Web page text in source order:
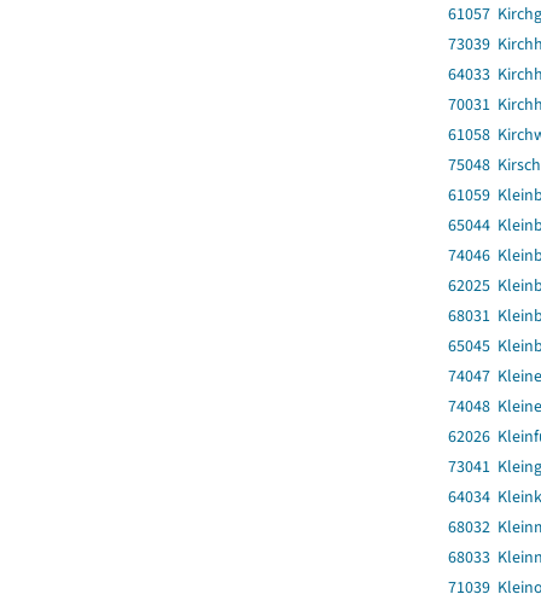
61057
73039
64033
70031
61058
75048
61059
65044
74046
62025
68031
65045
74047
74048
62026
73041
64034
68032
68033
71039